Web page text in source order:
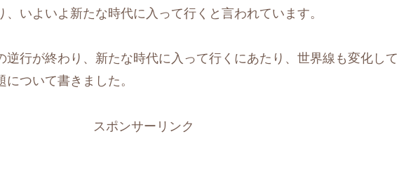
いよいよ新たな時代に入って行くと言われています。
逆行が終わり、新たな時代に入って行くにあたり、世界線も変化して
ついて書きました。
スポンサーリンク